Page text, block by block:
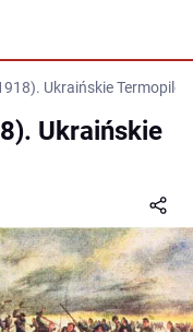
Ukraińskie Termopile
Ukraińskie